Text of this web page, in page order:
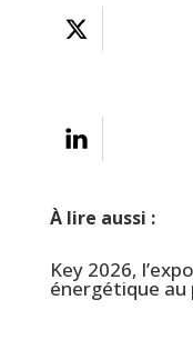
À lire aussi :
Key 2026,
énergétique